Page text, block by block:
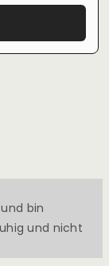
bin
und nicht